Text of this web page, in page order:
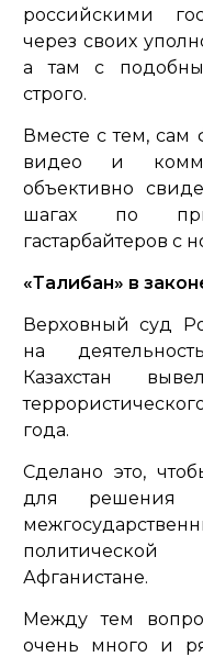
российскими
через своих
а там с
строго.
Вместе с тем, сам
видео и
объективно
шагах по
гастарбайтеров с
«Талибан» в
Верховный суд
на
Казахстан
года.
Сделано это,
для решения
Афганистане.
Между тем
очень много и